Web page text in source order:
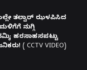
ತಲ್ವಾರ್ ಝಳಪಿಸಿದ
ನುಗ್ಗಿ
ಹರಸಾಹಸಪಟ್ಟು
( CCTV VIDEO)